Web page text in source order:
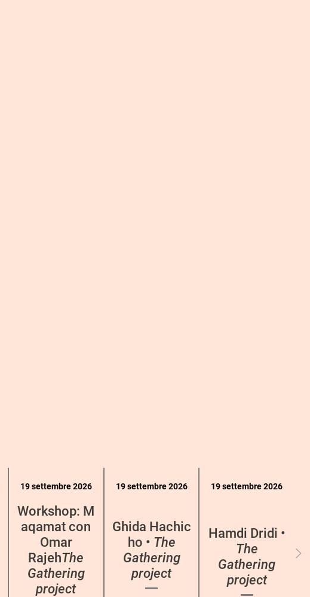
19 settembre 2026
Workshop: M
aqamat con
Omar
RajehThe
Gathering
project
19 settembre 2026
Ghida Hachic
ho • The
Gathering
project
19 settembre 2026
Hamdi Dridi •
The
Gathering
project